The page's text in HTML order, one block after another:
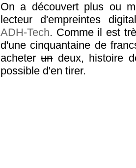
On a découvert plus ou
lecteur d'empreintes
ADH-Tech. Comme il est
d'une cinquantaine de
acheterundeux, histoire
possible d'en tirer.